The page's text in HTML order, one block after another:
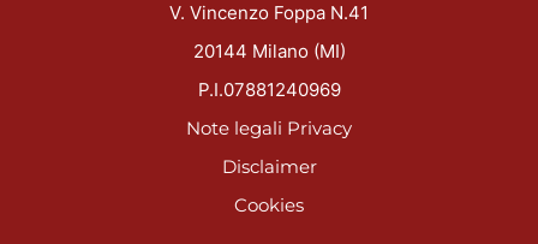
V. Vincenzo Foppa N.41
20144 Milano (MI)
P.I.07881240969
Note legali Privacy
Disclaimer
Cookies